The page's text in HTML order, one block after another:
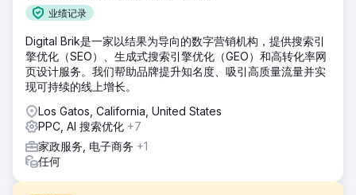
业绩记录
Digital Brik是一家以结果为导向的数字营销机构，提供搜索引
擎优化（SEO）、生成式搜索引擎优化（GEO）和高转化率网
页设计服务。我们帮助品牌提升知名度、吸引高质量流量并实
现可持续的线上增长。
Los Gatos, California, United States
PPC, AI 搜索优化 +7
家政服务, 电子商务 +1
任何